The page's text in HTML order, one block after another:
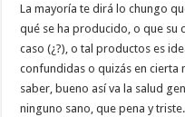
La mayoría te dirá lo chungo
qué se ha producido, o que su
caso (¿?), o tal productos es
confundidas o quizás en cierta
saber, bueno así va la salud
ninguno sano, que pena y triste.